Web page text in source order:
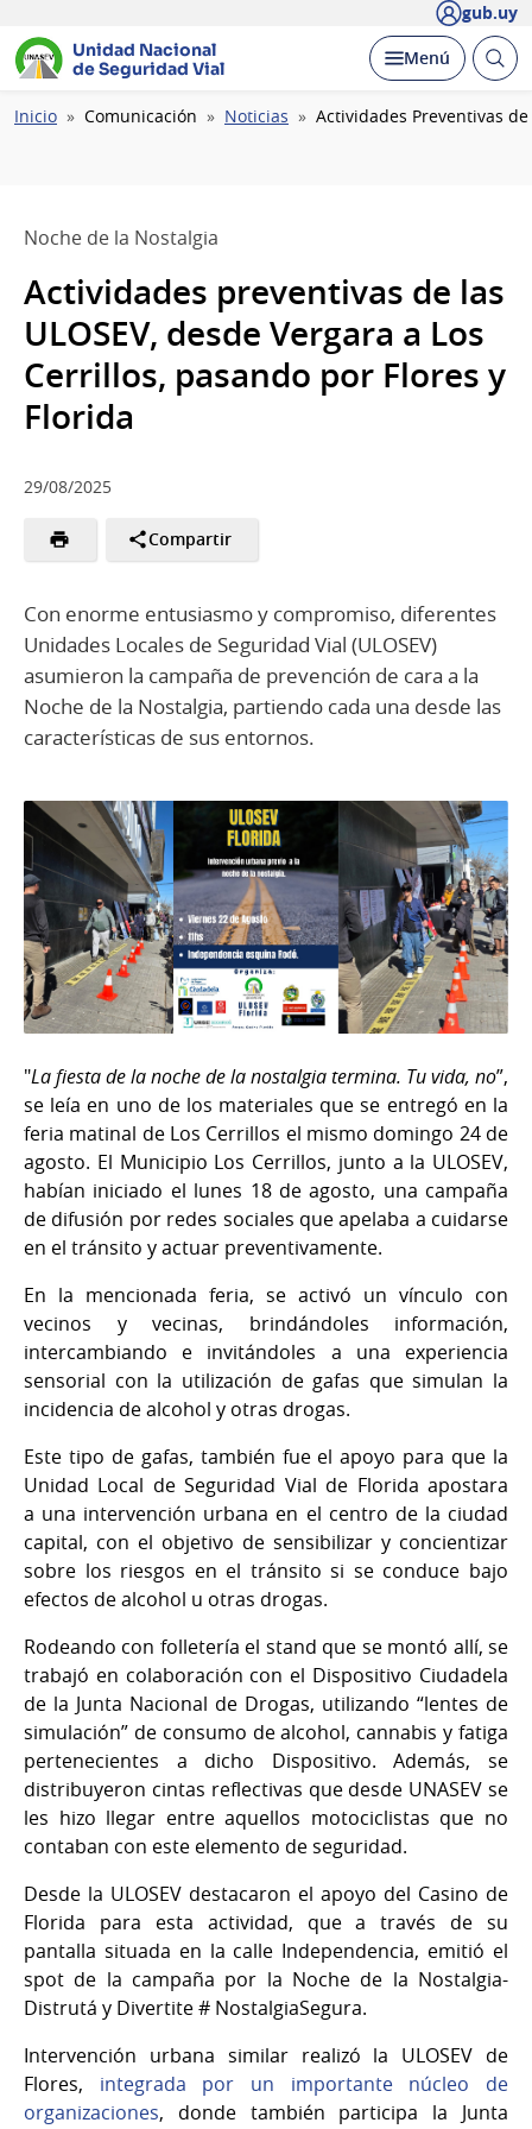
gub.uy
Unidad Nacional
de Seguridad Vial
Desplegar
Menú Abrir
Ruta
Inicio Comunicación Noticias Actividades Preventivas de
Noche de la Nostalgia
Actividades preventivas de las
ULOSEV, desde Vergara a Los
Cerrillos, pasando por Flores y
Florida
29/08/2025
Compartir
Con enorme entusiasmo y compromiso, diferentes
Unidades Locales de Seguridad Vial (ULOSEV)
asumieron la campaña de prevención de cara a la
Noche de la Nostalgia, partiendo cada una desde las
características de sus entornos.
"La fiesta de la noche de la nostalgia termina. Tu vida, no”,
se leía en uno de los materiales que se entregó en la
feria matinal de Los Cerrillos el mismo domingo 24 de
agosto. El Municipio Los Cerrillos, junto a la ULOSEV,
habían iniciado el lunes 18 de agosto, una campaña
de difusión por redes sociales que apelaba a cuidarse
en el tránsito y actuar preventivamente.
En la mencionada feria, se activó un vínculo con
vecinos y vecinas, brindándoles información,
intercambiando e invitándoles a una experiencia
sensorial con la utilización de gafas que simulan la
incidencia de alcohol y otras drogas.
Este tipo de gafas, también fue el apoyo para que la
Unidad Local de Seguridad Vial de Florida apostara
a una intervención urbana en el centro de la ciudad
capital, con el objetivo de sensibilizar y concientizar
sobre los riesgos en el tránsito si se conduce bajo
efectos de alcohol u otras drogas.
Rodeando con folletería el stand que se montó allí, se
trabajó en colaboración con el Dispositivo Ciudadela
de la Junta Nacional de Drogas, utilizando “lentes de
simulación” de consumo de alcohol, cannabis y fatiga
pertenecientes a dicho Dispositivo. Además, se
distribuyeron cintas reflectivas que desde UNASEV se
les hizo llegar entre aquellos motociclistas que no
contaban con este elemento de seguridad.
Desde la ULOSEV destacaron el apoyo del Casino de
Florida para esta actividad, que a través de su
pantalla situada en la calle Independencia, emitió el
spot de la campaña por la Noche de la Nostalgia-
Distrutá y Divertite # NostalgiaSegura.
Intervención urbana similar realizó la ULOSEV de
Flores, integrada por un importante núcleo de
organizaciones, donde también participa la Junta